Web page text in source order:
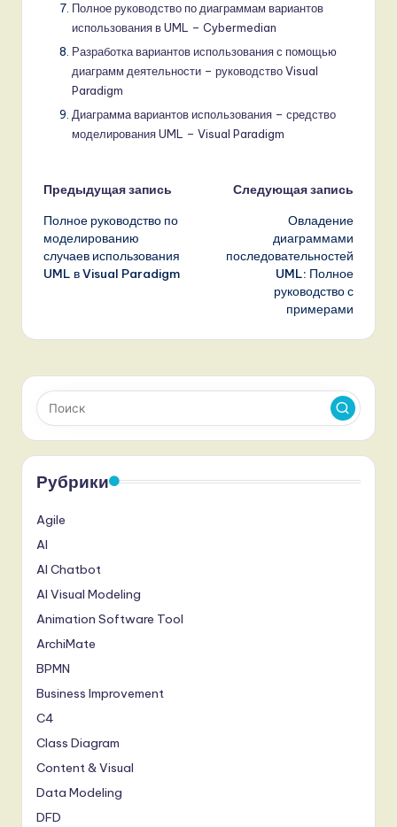
Полное руководство по диаграммам вариантов
использования в UML – Cybermedian
Разработка вариантов использования с помощью
диаграмм деятельности – руководство Visual
Paradigm
Диаграмма вариантов использования – средство
моделирования UML – Visual Paradigm
Навигация
записи
Предыдущая запись
Полное руководство по
моделированию
случаев использования
UML в Visual Paradigm
Следующая запись
Овладение
диаграммами
последовательностей
UML: Полное
руководство с
примерами
Рубрики
Agile
AI
AI Chatbot
AI Visual Modeling
Animation Software Tool
ArchiMate
BPMN
Business Improvement
C4
Class Diagram
Content & Visual
Data Modeling
DFD